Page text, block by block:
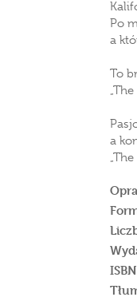
Po
a
To
a